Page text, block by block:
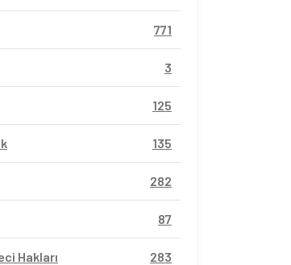
771
3
125
135
282
87
Hakları 283